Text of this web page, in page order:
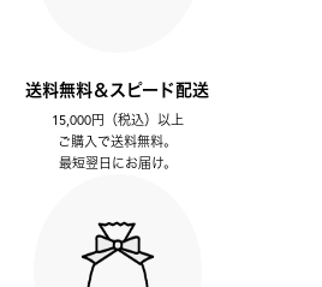
送料無料＆スピード配送
15,000円（税込）以上
ご購入で送料無料。
最短翌日にお届け。